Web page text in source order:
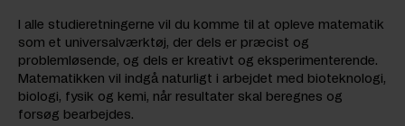
I alle studieretningerne vil du komme til at opleve matematik
som et universalværktøj, der dels er præcist og
problemløsende, og dels er kreativt og eksperimenterende.
Matematikken vil indgå naturligt i arbejdet med bioteknologi,
biologi, fysik og kemi, når resultater skal beregnes og
forsøg bearbejdes.